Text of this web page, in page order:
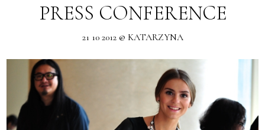
PRESS CONFERENCE
21 10 2012 @ KATARZYNA